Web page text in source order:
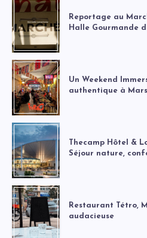
Reportage au
Halle Gourmande
Un Weekend
authentique à
Thecamp Hôtel &
Séjour nature,
Restaurant Tétro,
audacieuse